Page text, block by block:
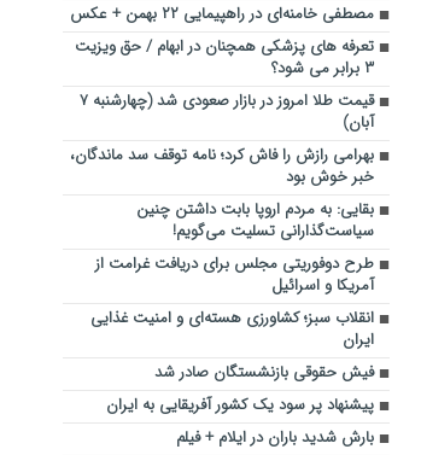
مصطفی خامنه‌ای در راهپیمایی ۲۲ بهمن + عکس
تعرفه های پزشکی همچنان در ابهام / حق ویزیت
۳ برابر می شود؟
قیمت طلا امروز در بازار صعودی شد (چهارشنبه ۷
آبان)
بهرامی رازش را فاش کرد؛ نامه توقف سد ماندگان،
خبر خوش بود
بقایی: به مردم اروپا بابت داشتن چنین
سیاست‌گذارانی تسلیت می‌گویم!
طرح دوفوریتی مجلس برای دریافت غرامت از
آمریکا و اسرائیل
انقلاب سبز؛ کشاورزی هسته‌ای و امنیت غذایی
ایران
فیش حقوقی بازنشستگان صادر شد
پیشنهاد پر سود یک کشور آفریقایی به ایران
بارش شدید باران در ایلام + فیلم